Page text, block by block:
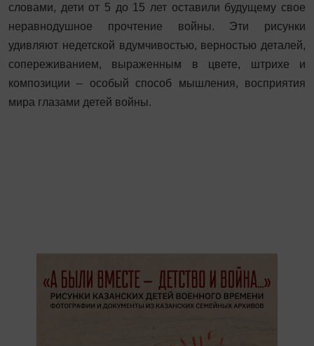
словами, дети от 5 до 15 лет оставили будущему свое
неравнодушное прочтение войны. Эти рисунки
удивляют недетской вдумчивостью, верностью деталей,
сопереживанием, выраженным в цвете, штрихе и
композиции – особый способ мышления, восприятия
мира глазами детей войны.